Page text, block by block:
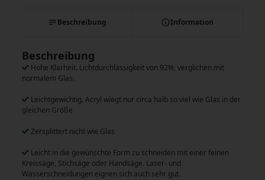
Beschreibung Information
Beschreibung
Hohe Klarheit. Lichtdurchlässigkeit von 92%, verglichen mit
normalem Glas.
Leichtgewichtig. Acryl wiegt nur circa halb so viel wie Glas in der
gleichen Größe
Zersplittert nicht wie Glas
Leicht in die gewünschte Form zu schneiden mit einer feinen
Kreissäge, Stichsäge oder Handsäge. Laser- und
Wasserschneidungen eignen sich auch sehr gut.